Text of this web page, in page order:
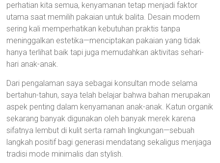
perhatian kita semua, kenyamanan tetap menjadi faktor
utama saat memilih pakaian untuk balita. Desain modern
sering kali memperhatikan kebutuhan praktis tanpa
meninggalkan estetika—menciptakan pakaian yang tidak
hanya terlihat baik tapi juga memudahkan aktivitas sehari-
hari anak-anak.
Dari pengalaman saya sebagai konsultan mode selama
bertahun-tahun, saya telah belajar bahwa bahan merupakan
aspek penting dalam kenyamanan anak-anak. Katun organik
sekarang banyak digunakan oleh banyak merek karena
sifatnya lembut di kulit serta ramah lingkungan—sebuah
langkah positif bagi generasi mendatang sekaligus menjaga
tradisi mode minimalis dan stylish.